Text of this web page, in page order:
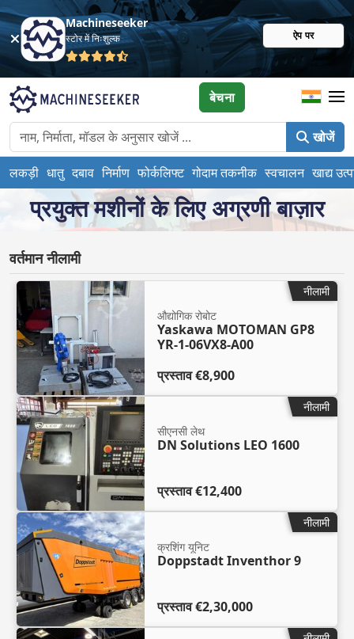
Machineseeker
स्टोर में निःशुल्क ऐप पर
खोजें
बेचना
लकड़ी धातु दबाव निर्माण फोर्कलिफ्ट गोदाम तकनीक स्वचालन खाद्य
प्रयुक्त मशीनों के लिए अग्रणी बाज़ार
वर्तमान नीलामी
औद्योगिक रोबोट
Yaskawa MOTOMAN GP8
YR-1-06VX8-A00
प्रस्ताव€8,900
नीलामी
सीएनसी लेथ
DN Solutions LEO 1600
प्रस्ताव€12,400
नीलामी
क्रशिंग यूनिट
Doppstadt Inventhor 9
प्रस्ताव€2,30,000
नीलामी